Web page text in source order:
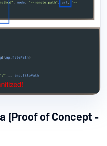
(Proof of Concept -